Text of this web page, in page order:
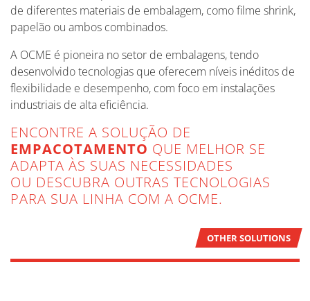
de diferentes materiais de embalagem, como filme shrink,
papelão ou ambos combinados.
A OCME é pioneira no setor de embalagens, tendo
desenvolvido tecnologias que oferecem níveis inéditos de
flexibilidade e desempenho, com foco em instalações
industriais de alta eficiência.
ENCONTRE A SOLUÇÃO DE
EMPACOTAMENTO QUE MELHOR SE
ADAPTA ÀS SUAS NECESSIDADES
OU DESCUBRA OUTRAS TECNOLOGIAS
PARA SUA LINHA COM A OCME.
OTHER SOLUTIONS